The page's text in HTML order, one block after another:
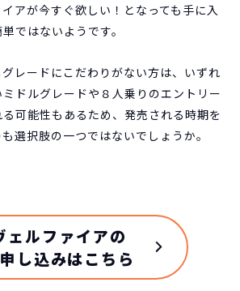
アが今すぐ欲しい！となっても手に入
ではないようです。
レードにこだわりがない方は、いずれ
ドルグレードや８人乗りのエントリー
可能性もあるため、発売される時期を
選択肢の一つではないでしょうか。
ェルファイアの
し込みはこちら